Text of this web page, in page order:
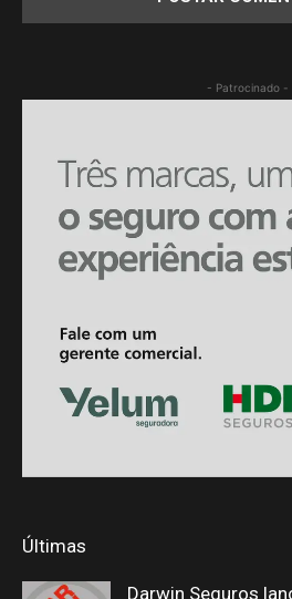
- Patrocinado -
Últimas
Darwin Seguros